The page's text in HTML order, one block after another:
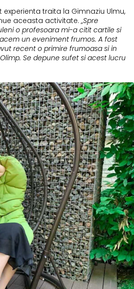
traita la Gimnaziu Ulmu,
aceasta activitate. „Spre
o profesoara mi-a citit cartile si
un eveniment frumos. A fost
recent o primire frumoasa si in
Se depune sufet si acest lucru